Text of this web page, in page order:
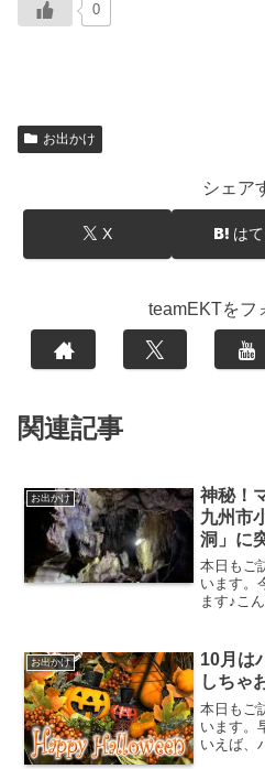
0
お出かけ
シェア
X は
teamEKTをフ
関連記事
お出かけ
神秘！
九州市
洞」に
本日もご
います。
ます♪こ
行った所
す。見て
お出かけ
10月は
しちゃ
本日もご
います。
いえば、